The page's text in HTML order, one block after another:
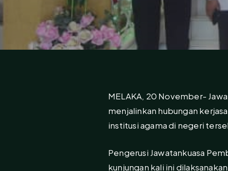
MELAKA, 20 November-
menjalinkan hubungan
institusi agama di negeri
Pengerusi Jawatankuasa
kunjungan kali ini